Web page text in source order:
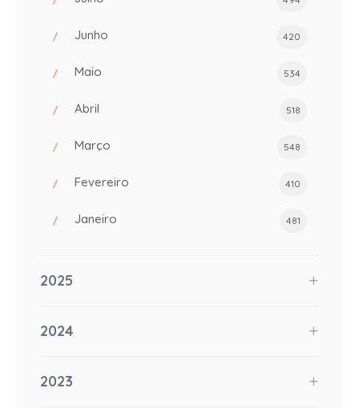
Junho 420
Maio 534
Abril 518
Março 548
Fevereiro 410
Janeiro 481
2025
2024
2023